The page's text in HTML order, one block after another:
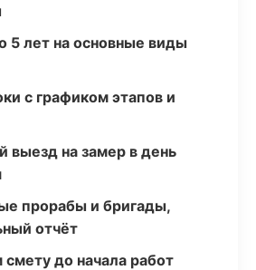
5 лет на основные виды
с графиком этапов и
выезд на замер в день
прорабы и бригады,
отчёт
до начала работ